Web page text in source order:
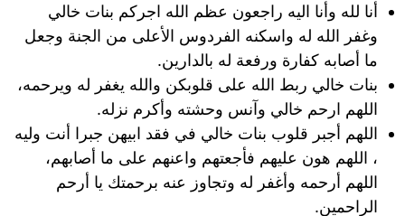
أنا لله وأنا اليه راجعون عظم الله اجركم بنات خالي
وغفر الله له واسكنه الفردوس الأعلى من الجنة وجعل
ما أصابه كفارة ورفعة له بالدارين.
بنات خالي ربط الله على قلوبكن والله يغفر له ويرحمه،
اللهم ارحم خالي وآنس وحشته وأكرم نزله.
اللهم أجبر قلوب بنات خالي في فقد ابيهن جبرا أنت وليه
، اللهم هون عليهم فأجعتهم واعنهم على ما أصابهم،
اللهم أرحمه وأغفر له وتجاوز عنه برحمتك يا أرحم
الراحمين.